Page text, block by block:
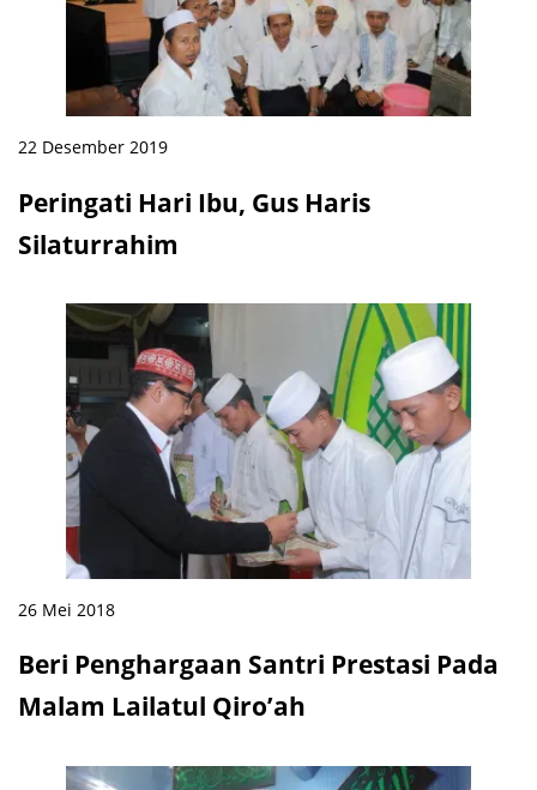
22 Desember 2019
Peringati Hari Ibu, Gus Haris
Silaturrahim
26 Mei 2018
Beri Penghargaan Santri Prestasi Pada
Malam Lailatul Qiro’ah